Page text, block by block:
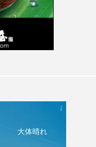
大体晴れ